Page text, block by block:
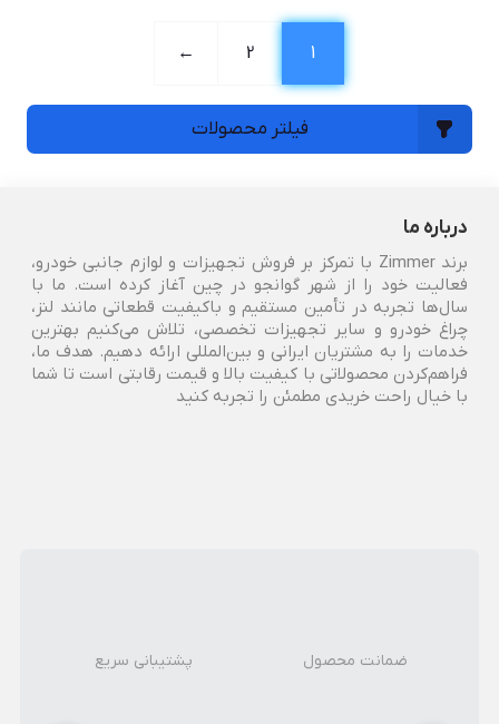
1
2
←
فیلتر محصولات
درباره ما
برند Zimmer با تمرکز بر فروش تجهیزات و لوازم جانبی خودرو،
فعالیت خود را از شهر گوانجو در چین آغاز کرده است. ما با
سال‌ها تجربه در تأمین مستقیم و باکیفیت قطعاتی مانند لنز،
چراغ خودرو و سایر تجهیزات تخصصی، تلاش می‌کنیم بهترین
خدمات را به مشتریان ایرانی و بین‌المللی ارائه دهیم. هدف ما،
فراهم‌کردن محصولاتی با کیفیت بالا و قیمت رقابتی است تا شما
با خیال راحت خریدی مطمئن را تجربه کنید
ضمانت محصول پشتیبانی سریع